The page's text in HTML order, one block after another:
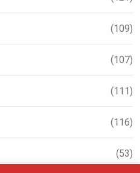
(109)
(107)
(111)
(116)
(53)